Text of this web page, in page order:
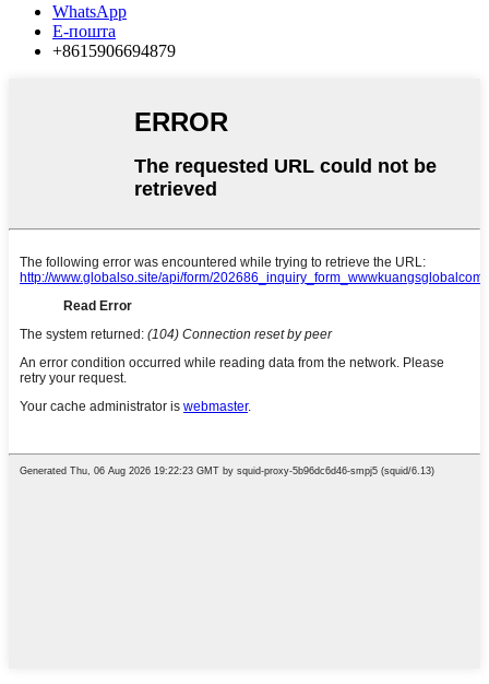
WhatsApp
Е-пошта
+8615906694879